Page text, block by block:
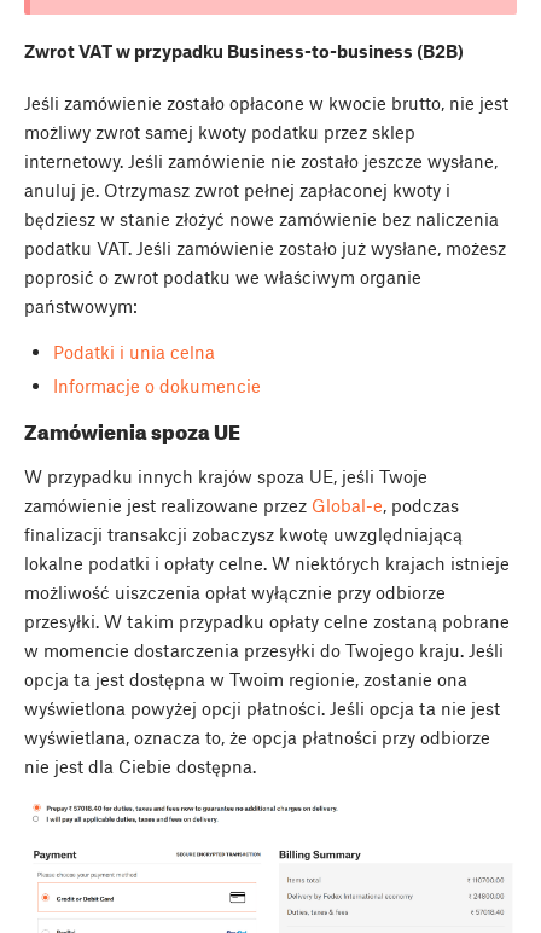
Zwrot VAT w przypadku Business-to-business (B2B)
Jeśli zamówienie zostało opłacone w kwocie brutto, nie jest
możliwy zwrot samej kwoty podatku przez sklep
internetowy. Jeśli zamówienie nie zostało jeszcze wysłane,
anuluj je. Otrzymasz zwrot pełnej zapłaconej kwoty i
będziesz w stanie złożyć nowe zamówienie bez naliczenia
podatku VAT. Jeśli zamówienie zostało już wysłane, możesz
poprosić o zwrot podatku we właściwym organie
państwowym:
Podatki i unia celna
Informacje o dokumencie
Zamówienia spoza UE
W przypadku innych krajów spoza UE, jeśli Twoje
zamówienie jest realizowane przez Global-e, podczas
finalizacji transakcji zobaczysz kwotę uwzględniającą
lokalne podatki i opłaty celne. W niektórych krajach istnieje
możliwość uiszczenia opłat wyłącznie przy odbiorze
przesyłki. W takim przypadku opłaty celne zostaną pobrane
w momencie dostarczenia przesyłki do Twojego kraju. Jeśli
opcja ta jest dostępna w Twoim regionie, zostanie ona
wyświetlona powyżej opcji płatności. Jeśli opcja ta nie jest
wyświetlana, oznacza to, że opcja płatności przy odbiorze
nie jest dla Ciebie dostępna.